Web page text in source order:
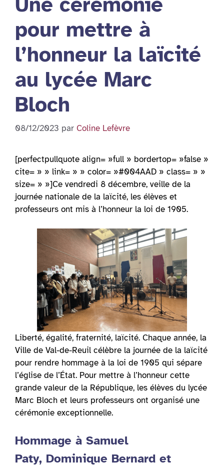
pour mettre à
l’honneur la laïcité
au lycée Marc
Bloch
08/12/2023 par Coline Lefèvre
[perfectpullquote align= »full » bordertop= »false »
cite= » » link= » » color= »#004AAD » class= » »
size= » »]Ce vendredi 8 décembre, veille de la
journée nationale de la laïcité, les élèves et
professeurs ont mis à l’honneur la loi de 1905.
Liberté, égalité, fraternité, laïcité. Chaque année, la
Ville de Val-de-Reuil célèbre la journée de la laïcité
pour rendre hommage à la loi de 1905 qui sépare
l’église de l’État. Pour mettre à l’honneur cette
grande valeur de la République, les élèves du lycée
Marc Bloch et leurs professeurs ont organisé une
cérémonie exceptionnelle.
Hommage à Samuel
Paty, Dominique Bernard et